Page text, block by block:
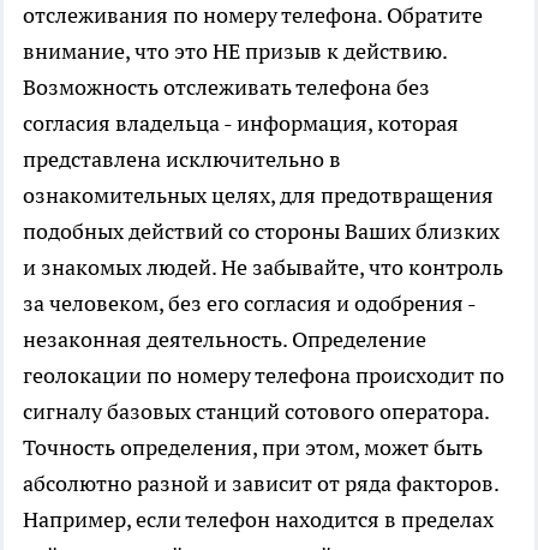
отслеживания по номеру телефона. Обратите
внимание, что это НЕ призыв к действию.
Возможность отслеживать телефона без
согласия владельца - информация, которая
представлена исключительно в
ознакомительных целях, для предотвращения
подобных действий со стороны Ваших близких
и знакомых людей. Не забывайте, что контроль
за человеком, без его согласия и одобрения -
незаконная деятельность. Определение
геолокации по номеру телефона происходит по
сигналу базовых станций сотового оператора.
Точность определения, при этом, может быть
абсолютно разной и зависит от ряда факторов.
Например, если телефон находится в пределах